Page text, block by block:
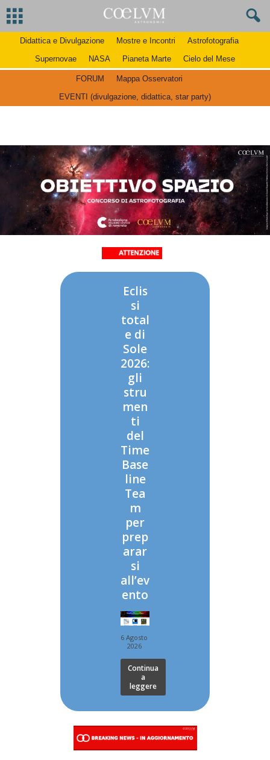
Didattica e Divulgazione Mostre e Incontri
Astrofotografia
Supernovae
NASA Pianeta Marte Cielo del Mese
FORUM
Mappa Osservatori
EVENTI (divulgazione, didattica, star party)
Eclis
si
total
e di
Sole
2026:
gli
stru
men
ti
del
Time
Base
line
Tea
m
per
prep
arar
si
all’ev
ento
6 Agosto
2026
Continua
a
leggere